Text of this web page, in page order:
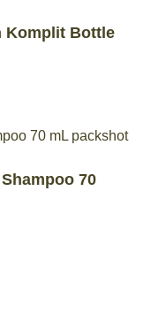
Komplit Bottle
70